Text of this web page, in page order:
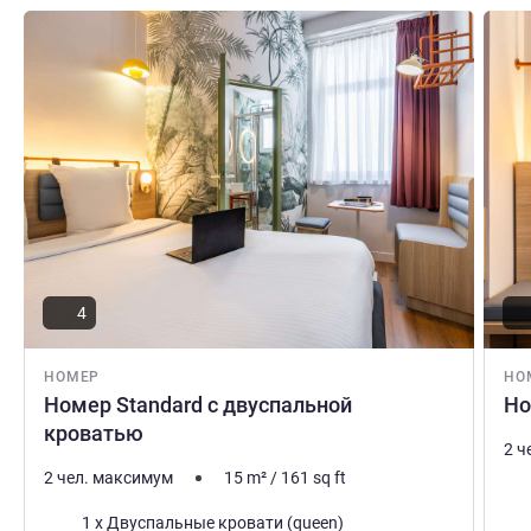
НОМЕР
Номер Standard с двуспальной
кроватью
Подробная информация
4
2 чел. максимум 15 m²/ 161 sq ft
Постель1 x Двуспальные кровати (queen)
2